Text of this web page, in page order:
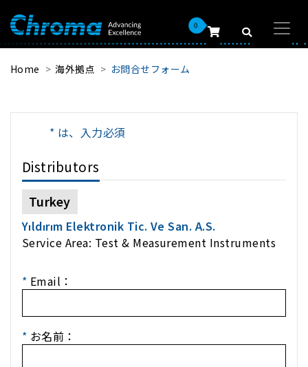
0
Home 海外拠点 お問合せフォーム
* は、入力必須
Distributors
Turkey
Yıldırım Elektronik Tic. Ve San. A.S.
Service Area: Test & Measurement Instruments
* Email：
* お名前：